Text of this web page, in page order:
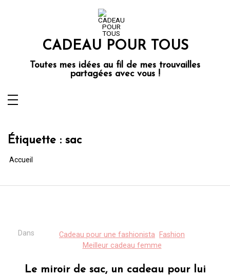
CADEAU POUR TOUS
Toutes mes idées au fil de mes trouvailles
partagées avec vous !
Étiquette : sac
Accueil
Dans Cadeau pour une fashionista
Fashion
Meilleur cadeau femme
Le miroir de sac, un cadeau pour lui